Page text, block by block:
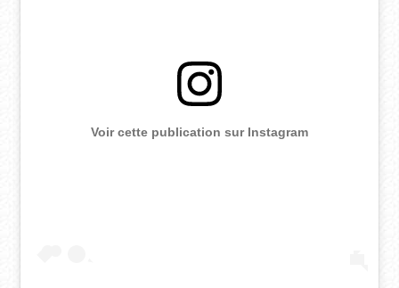
Voir cette publication sur Instagram